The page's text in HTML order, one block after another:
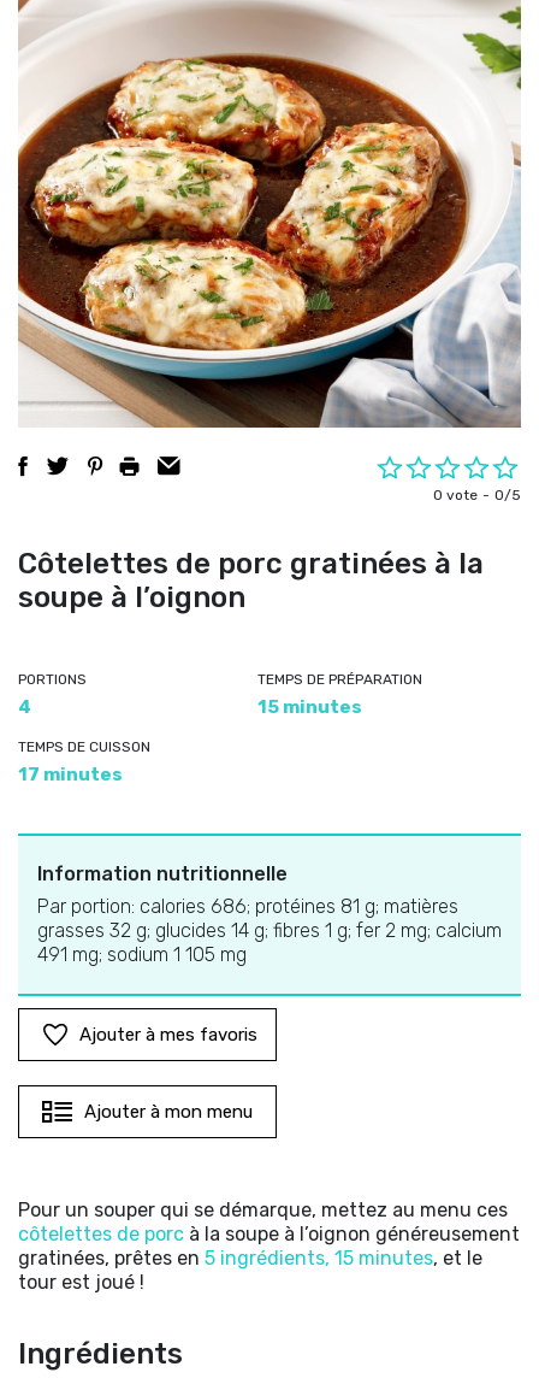
0 vote 0/5
Côtelettes de porc gratinées à la
soupe à l’oignon
PORTIONS
4
TEMPS DE PRÉPARATION
15 minutes
TEMPS DE CUISSON
17 minutes
Information nutritionnelle
Par portion: calories 686; protéines 81 g; matières
grasses 32 g; glucides 14 g; fibres 1 g; fer 2 mg; calcium
491 mg; sodium 1 105 mg
Ajouter à mes favoris
Ajouter à mon menu
Pour un souper qui se démarque, mettez au menu ces
côtelettes de porc à la soupe à l’oignon généreusement
gratinées, prêtes en 5 ingrédients, 15 minutes, et le
tour est joué !
Ingrédients